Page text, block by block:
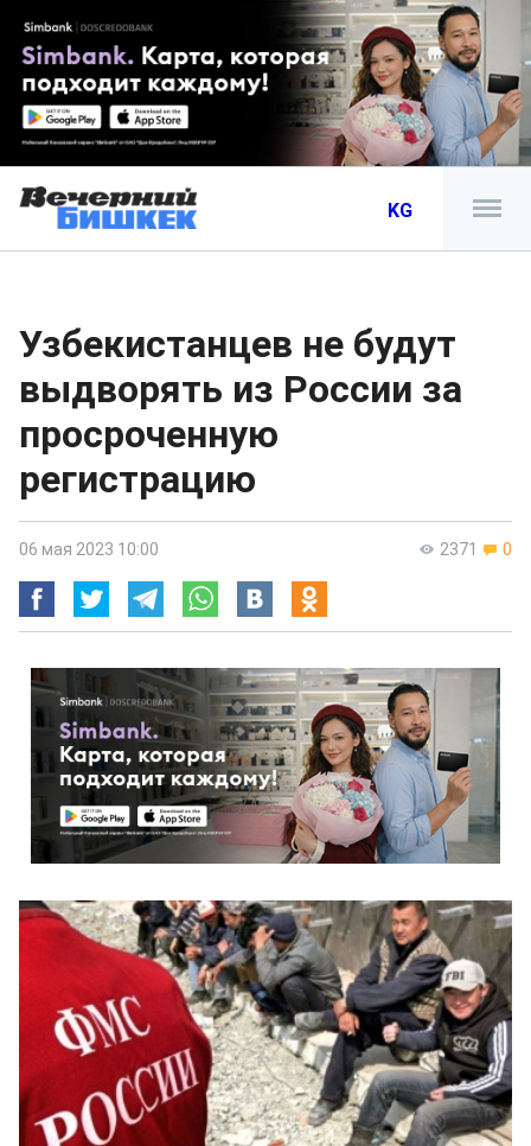
KG
Узбекистанцев не будут
выдворять из России за
просроченную
регистрацию
2371 0
06 мая 2023 10:00